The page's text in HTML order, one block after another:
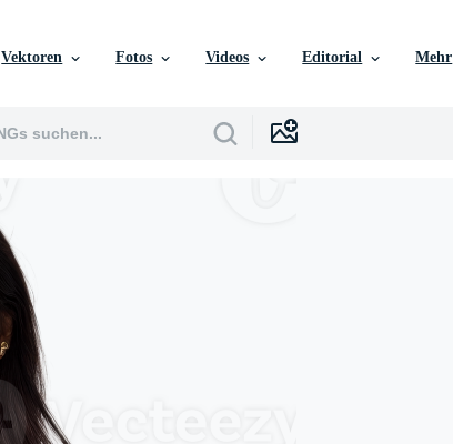
Vektoren Fotos Videos Editorial Mehr